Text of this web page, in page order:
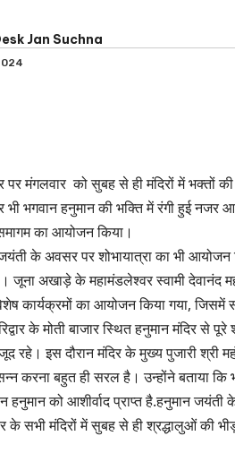
Jan Suchna
पर मंगलवार को सुबह से ही मंदिरों में भक्तों
भी भगवान हनुमान की भक्ति में रंगी हुई
का आयोजन किया।
के अवसर पर शोभायात्रा का भी
जूना अखाड़े के महामंडलेश्वर स्वामी
कार्यक्रमों का आयोजन किया गया,
के मोती बाजार स्थित हनुमान मंदिर
रहे। इस दौरान मंदिर के मुख्य पुजारी श्री
करना बहुत ही सरल है। उन्होंने बताया
हनुमान को आशीर्वाद प्राप्त है.हनुमान
के सभी मंदिरों में सुबह से ही श्रद्धालुओं की